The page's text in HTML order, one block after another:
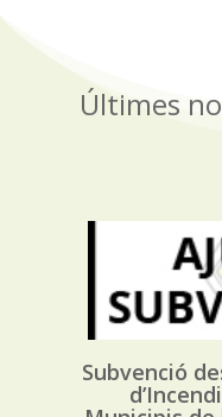
Últimes
Subvenció